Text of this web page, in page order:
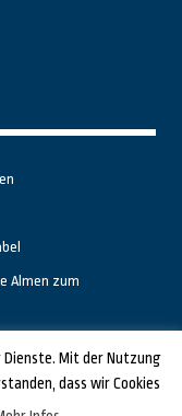
Almen zum
BEI LUCID.BERLIN
Mit der Nutzung
dass wir Cookies